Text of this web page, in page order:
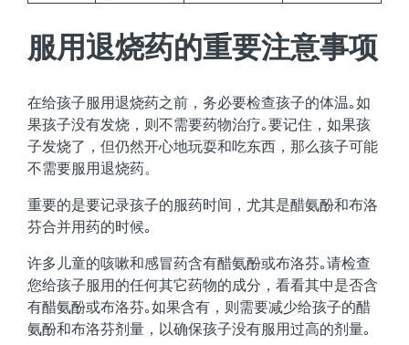
服用退烧药的重要注意事项
在给孩子服用退烧药之前，务必要检查孩子的体温｡如
果孩子没有发烧，则不需要药物治疗｡要记住，如果孩
子发烧了，但仍然开心地玩耍和吃东西，那么孩子可能
不需要服用退烧药。
重要的是要记录孩子的服药时间，尤其是醋氨酚和布洛
芬合并用药的时候｡
许多儿童的咳嗽和感冒药含有醋氨酚或布洛芬｡请检查
您给孩子服用的任何其它药物的成分，看看其中是否含
有醋氨酚或布洛芬｡如果含有，则需要减少给孩子的醋
氨酚和布洛芬剂量，以确保孩子没有服用过高的剂量｡